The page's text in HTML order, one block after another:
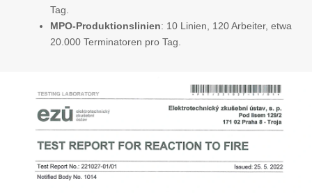
Tag.
MPO-Produktionslinien: 10 Linien, 120 Arbeiter, etwa
20.000 Terminatoren pro Tag.